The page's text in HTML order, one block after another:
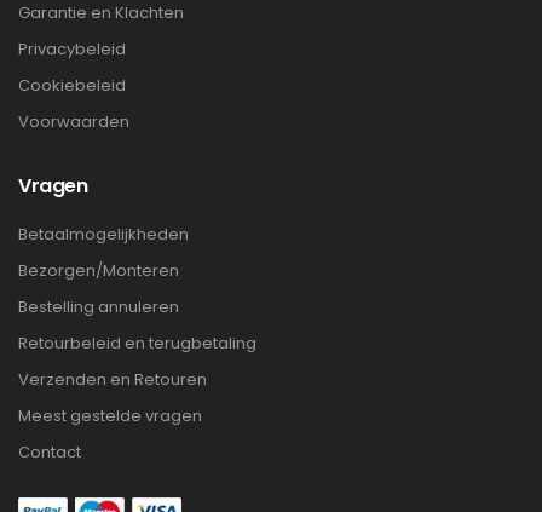
Garantie en Klachten
Privacybeleid
Cookiebeleid
Voorwaarden
Vragen
Betaalmogelijkheden
Bezorgen/Monteren
Bestelling annuleren
Retourbeleid en terugbetaling
Verzenden en Retouren
Meest gestelde vragen
Contact